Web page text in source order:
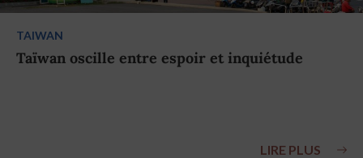
TAIWAN
Taïwan oscille entre espoir et inquiétude
LIRE PLUS